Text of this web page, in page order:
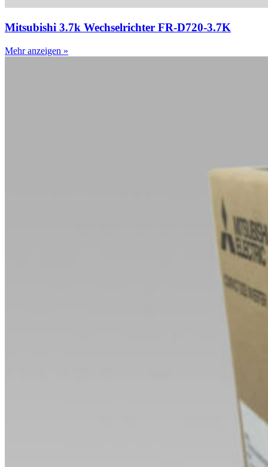
Mitsubishi 3.7k Wechselrichter FR-D720-3.7K
Mehr anzeigen »